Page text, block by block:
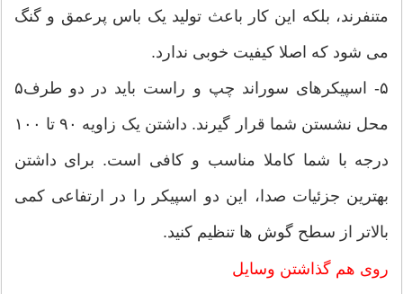
متنفرند، بلکه این کار باعث تولید یک باس پرعمق و گنگ
می شود که اصلا کیفیت خوبی ندارد.
۵‫۵- اسپیکرهای سوراند چپ و راست باید در دو طرف
محل نشستن شما قرار گیرند. داشتن یک زاویه ۹۰ تا ۱۰۰
درجه با شما کاملا مناسب و کافی است. برای داشتن
بهترین جزئیات صدا، این دو اسپیکر را در ارتفاعی کمی
بالاتر از سطح گوش ها تنظیم کنید.
روی هم گذاشتن وسایل